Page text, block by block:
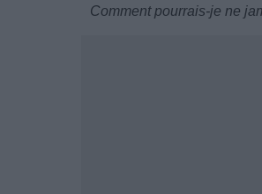
Comment pourrais-je ne